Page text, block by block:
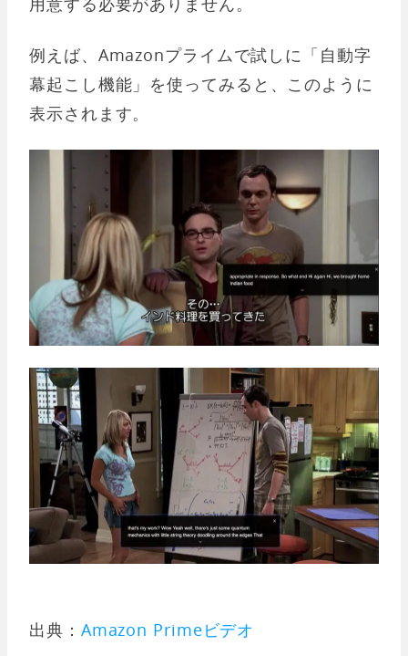
例えば、Amazonプライムで試しに「自動字
幕起こし機能」を使ってみると、このように
表示されます。
出典： Amazon Primeビデオ